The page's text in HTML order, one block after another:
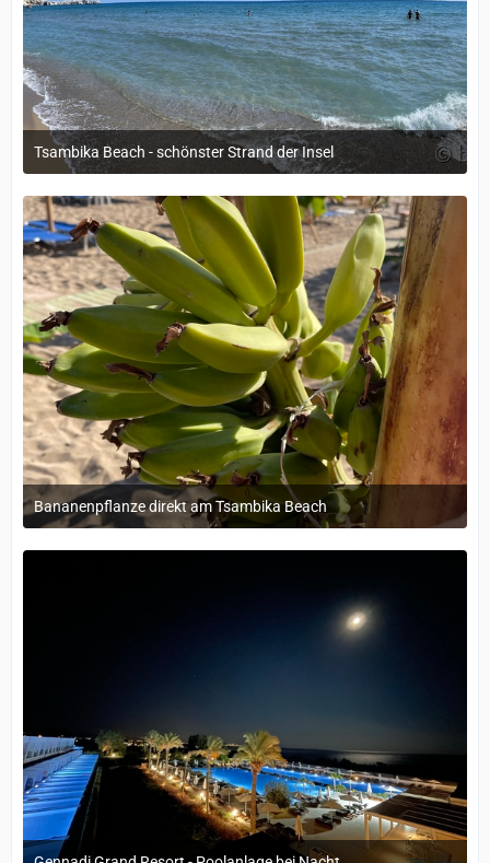
Tsambika Beach - schönster Strand der Insel
12. September 2022 um 14:05
Bananenpflanze direkt am Tsambika Beach
12. September 2022 um 14:05